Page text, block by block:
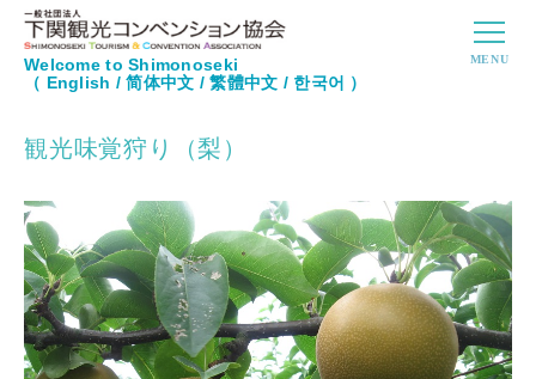
Welcome to Shimonoseki
（ English /简体中文 /繁體中文 / 한국어 ）
観光味覚狩り（梨）
体験詳細